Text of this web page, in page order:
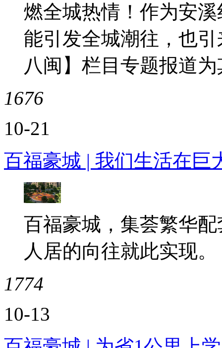
燃全城热情！作为安
能引发全城潮往，也
八闽】栏目专题报道
1676
10-21
百福豪城 | 我们生活在巨
百福豪城，集荟繁华
人居的向往就此实现。
1774
10-13